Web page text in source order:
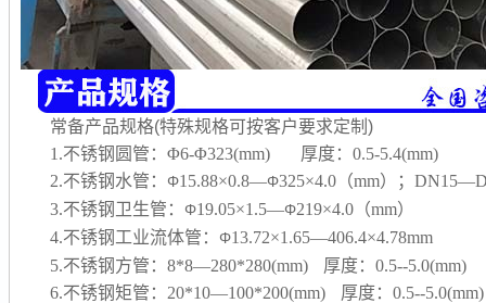
常备产品规格(特殊规格可按客户要求定制)
1.不锈钢圆管：Φ6-Φ323(mm) 厚度：0.5-5.4(mm)
2.不锈钢水管：Φ15.88×0.8—Φ325×4.0（mm）；
3.不锈钢卫生管：Φ19.05×1.5—Φ219×4.0（mm）
4.不锈钢工业流体管：Φ13.72×1.65—406.4×4.78mm
5.不锈钢方管：8*8—280*280(mm) 厚度：0.5--5.0(mm)
6.不锈钢矩管：20*10—100*200(mm) 厚度：0.5--5.0(mm)